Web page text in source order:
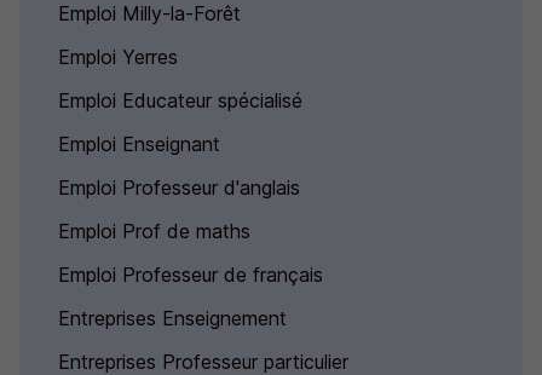
Emploi Milly-la-Forêt
Emploi Yerres
Emploi Educateur spécialisé
Emploi Enseignant
Emploi Professeur d'anglais
Emploi Prof de maths
Emploi Professeur de français
Entreprises Enseignement
Entreprises Professeur particulier